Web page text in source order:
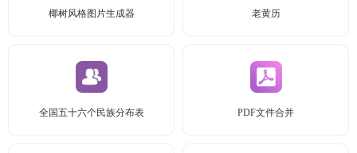
椰树风格图片生成器 老黄历
全国五十六个民族分布表 PDF文件合并